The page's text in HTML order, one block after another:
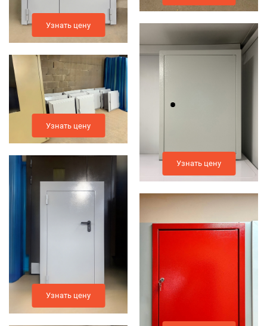
Узнать цену
Узнать цену
Узнать цену
Узнать цену